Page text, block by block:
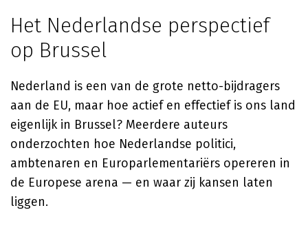
Het Nederlandse perspectief
op Brussel
Nederland is een van de grote netto-bijdragers
aan de EU, maar hoe actief en effectief is ons land
eigenlijk in Brussel? Meerdere auteurs
onderzochten hoe Nederlandse politici,
ambtenaren en Europarlementariërs opereren in
de Europese arena — en waar zij kansen laten
liggen.